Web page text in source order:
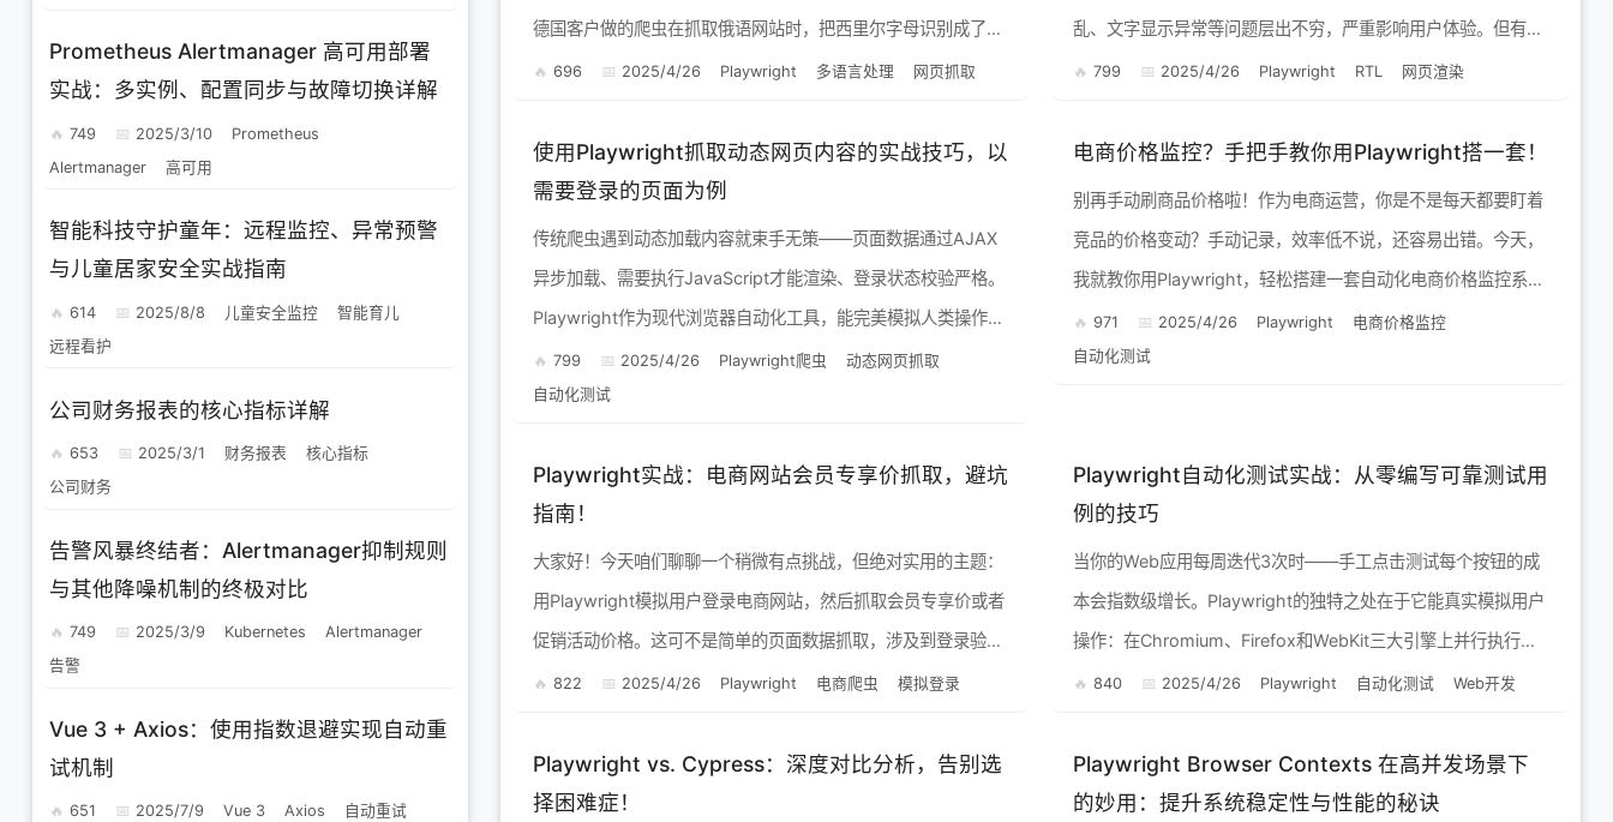
德国客户做的爬虫在抓取俄语网站时，把西里尔字母识别成了问
号框。这些就是跨语言数据提取的典型车祸现场。 编...
696 2025/4/26 Playwright 多语言处理 网页抓取
乱、文字显示异常等问题层出不穷，严重影响用户体验。但有了
Playwright，这些难题将迎刃而解！本文...
799 2025/4/26 Playwright RTL 网页渲染
使用Playwright抓取动态网页内容的实战技巧，以
需要登录的页面为例
传统爬虫遇到动态加载内容就束手无策——页面数据通过AJAX
异步加载、需要执行JavaScript才能渲染、登录状态校验严格。
Playwright作为现代浏览器自动化工具，能完美模拟人类操作：
支持Chromium/Firefox/...
799 2025/4/26 Playwright爬虫
动态网页抓取
自动化测试
电商价格监控？手把手教你用Playwright搭一套！
别再手动刷商品价格啦！作为电商运营，你是不是每天都要盯着
竞品的价格变动？手动记录，效率低不说，还容易出错。今天，
我就教你用Playwright，轻松搭建一套自动化电商价格监控系
统，让你彻底解放双手！ 为什么选择Playwright？...
971 2025/4/26 Playwright
电商价格监控
自动化测试
Playwright实战：电商网站会员专享价抓取，避坑
指南！
大家好！今天咱们聊聊一个稍微有点挑战，但绝对实用的主题：
用Playwright模拟用户登录电商网站，然后抓取会员专享价或者
促销活动价格。这可不是简单的页面数据抓取，涉及到登录验
证、Cookie处理等等。别担心，我会尽量用大白话，结合实际
822 2025/4/26 Playwright 电商爬虫 模拟登录
Playwright自动化测试实战：从零编写可靠测试用
例的技巧
当你的Web应用每周迭代3次时——手工点击测试每个按钮的成
本会指数级增长。Playwright的独特之处在于它能真实模拟用户
操作：在Chromium、Firefox和WebKit三大引擎上并行执行测
试，甚至能捕捉到Selenium难以发现...
840 2025/4/26 Playwright 自动化测试 Web开发
Playwright vs. Cypress：深度对比分析，告别选
择困难症！
Playwright Browser Contexts 在高并发场景下
的妙用：提升系统稳定性与性能的秘诀
Prometheus Alertmanager 高可用部署
实战：多实例、配置同步与故障切换详解
749 2025/3/10
Prometheus
Alertmanager
高可用
智能科技守护童年：远程监控、异常预警
与儿童居家安全实战指南
614 2025/8/8 儿童安全监控
智能育儿
远程看护
公司财务报表的核心指标详解
653 2025/3/1 财务报表
核心指标
公司财务
告警风暴终结者：Alertmanager抑制规则
与其他降噪机制的终极对比
749 2025/3/9 Kubernetes
Alertmanager
告警
Vue 3 + Axios：使用指数退避实现自动重
试机制
651 2025/7/9 Vue 3 Axios
自动重试